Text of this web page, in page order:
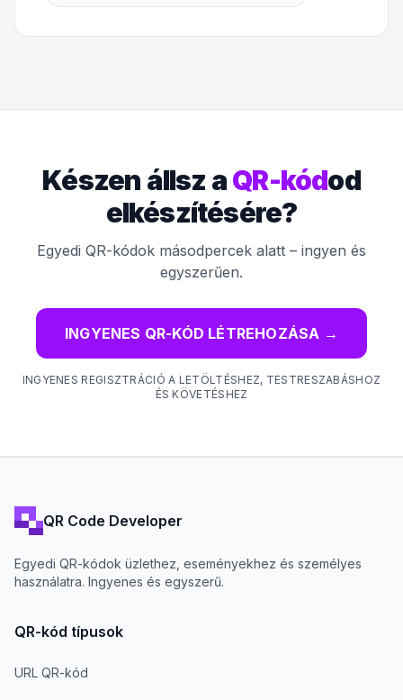
Készen állsz aQR-kódod
elkészítésére?
Egyedi QR-kódok másodpercek alatt – ingyen és
egyszerűen.
INGYENES QR-KÓD LÉTREHOZÁSA →
INGYENES REGISZTRÁCIÓ A LETÖLTÉSHEZ, TESTRESZABÁSHOZ
ÉS KÖVETÉSHEZ
QR Code Developer
Egyedi QR-kódok üzlethez, eseményekhez és személyes
használatra. Ingyenes és egyszerű.
QR-kód típusok
URL QR-kód